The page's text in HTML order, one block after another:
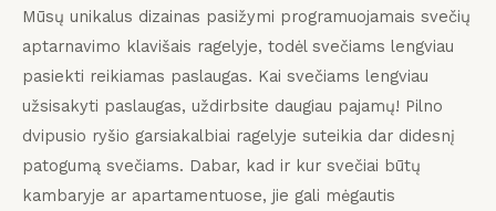
Mūsų unikalus dizainas pasižymi programuojamais svečių
aptarnavimo klavišais ragelyje, todėl svečiams lengviau
pasiekti reikiamas paslaugas. Kai svečiams lengviau
užsisakyti paslaugas, uždirbsite daugiau pajamų! Pilno
dvipusio ryšio garsiakalbiai ragelyje suteikia dar didesnį
patogumą svečiams. Dabar, kad ir kur svečiai būtų
kambaryje ar apartamentuose, jie gali mėgautis